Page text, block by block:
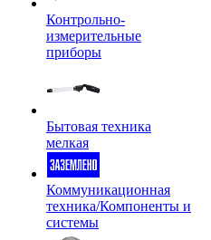
Контрольно-
измерительные
приборы
Бытовая техника
мелкая
Коммуникационная
техника/Компоненты и
системы